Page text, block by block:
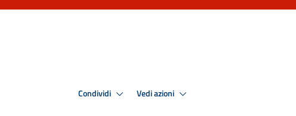
Condividi Vedi azioni